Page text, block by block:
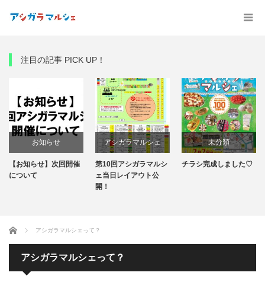
注目の記事 PICK UP！
お知らせ
【お知らせ】次回開催
について
アシガラマルシェ
第10回アシガラマルシ
第10回アシガラマルシ
ェ当日レイアウト公
開！
未分類
チラシ完成しました♡
ホーム アシガラマルシェって？
アシガラマルシェって？